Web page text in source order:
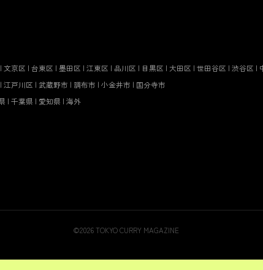
| 文京区 | 台東区 | 墨田区 | 江東区 | 品川区 | 目黒区 | 大田区 | 世田谷区 | 渋谷区 |
| 江戸川区 | 武蔵野市 | 調布市 | 小金井市 | 国分寺市
| 千葉県 | 愛知県 | 海外
©2026TOKYO CURRY MAGAZINE